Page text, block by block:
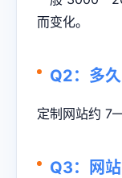
而变化。
Q2：多久
定制网站约
Q3：网